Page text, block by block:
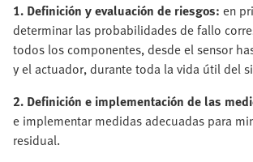
1. Definición y evaluación de riesgos: en
determinar las probabilidades de fallo
todos los componentes, desde el sensor
y el actuador, durante toda la vida útil del
2. Definición e implementación de las
e implementar medidas adecuadas para
residual.